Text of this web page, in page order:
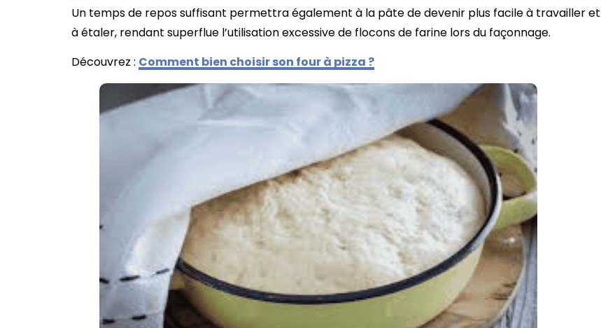
Un temps de repos suffisant permettra également à la pâte de devenir plus facile à travailler et
à étaler, rendant superflue l’utilisation excessive de flocons de farine lors du façonnage.
Découvrez : Comment bien choisir son four à pizza ?